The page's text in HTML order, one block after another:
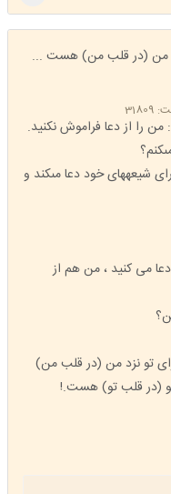
من (در قلب من) هست ...
را از دعا فراموش نکنید.
شيعههاى خود دعا مىكند و
می کنید ، من هم از
تو نزد من (در قلب من)
(در قلب تو) هست.!